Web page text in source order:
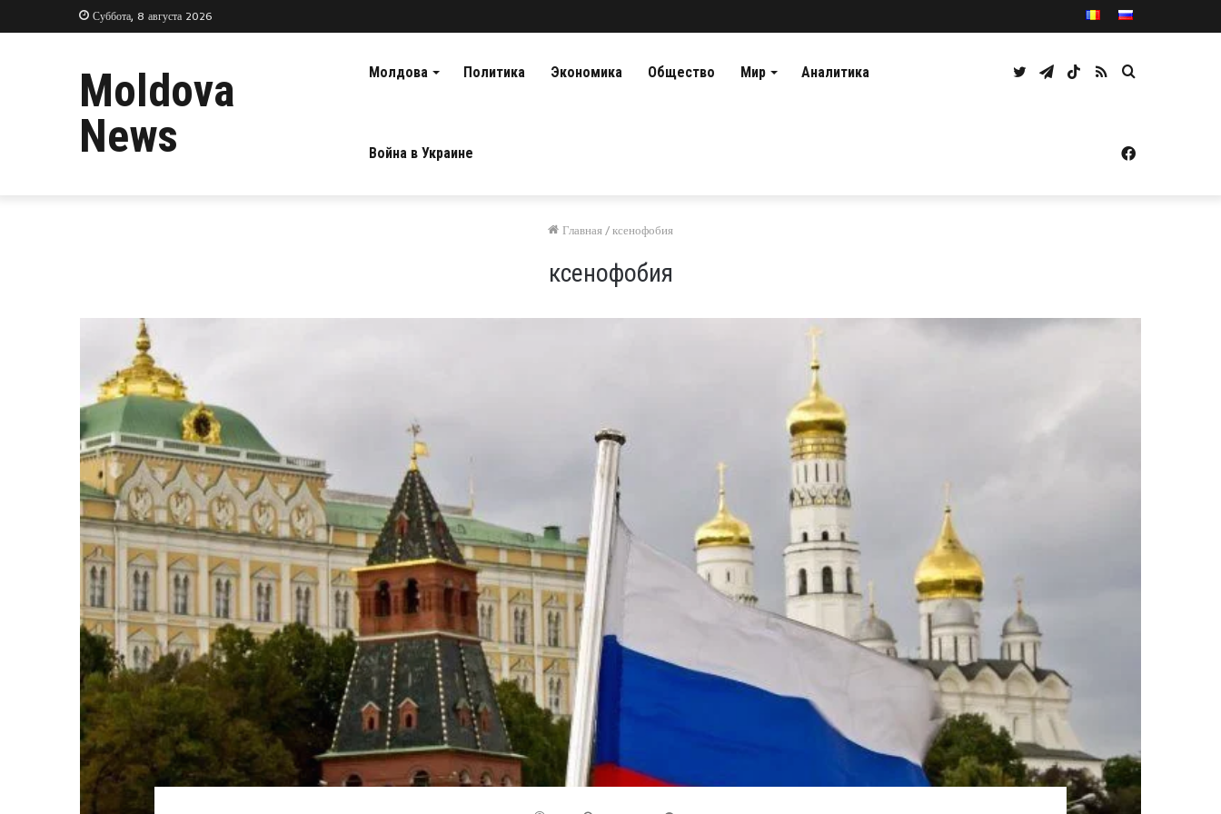
Суббота, 8 августа 2026
Moldova
News
Молдова Политика Экономика Общество Мир Аналитика
Война в Украине
Caută
RSS
TikTok
Telegram
Twitter
Facebook
Главная /ксенофобия
ксенофобия